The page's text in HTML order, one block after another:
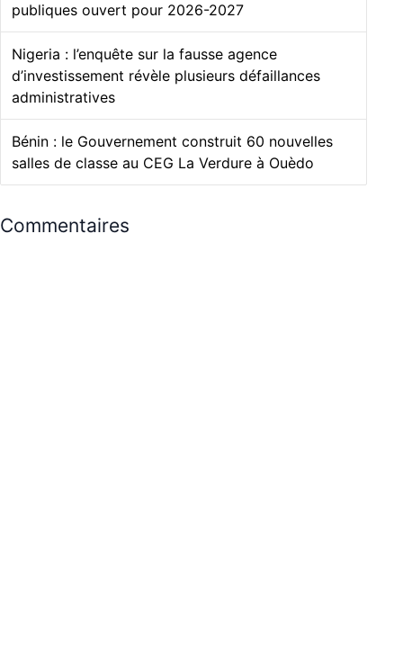
publiques ouvert pour 2026-2027
Nigeria : l’enquête sur la fausse agence
d’investissement révèle plusieurs défaillances
administratives
Bénin : le Gouvernement construit 60 nouvelles
salles de classe au CEG La Verdure à Ouèdo
Commentaires